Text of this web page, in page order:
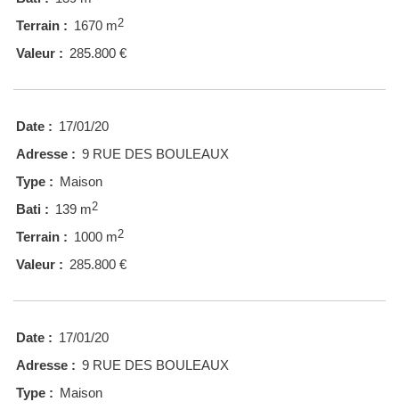
Terrain : 1670 m2
Valeur : 285.800 €
Date : 17/01/20
Adresse : 9 RUE DES BOULEAUX
Type : Maison
Bati : 139 m2
Terrain : 1000 m2
Valeur : 285.800 €
Date : 17/01/20
Adresse : 9 RUE DES BOULEAUX
Type : Maison